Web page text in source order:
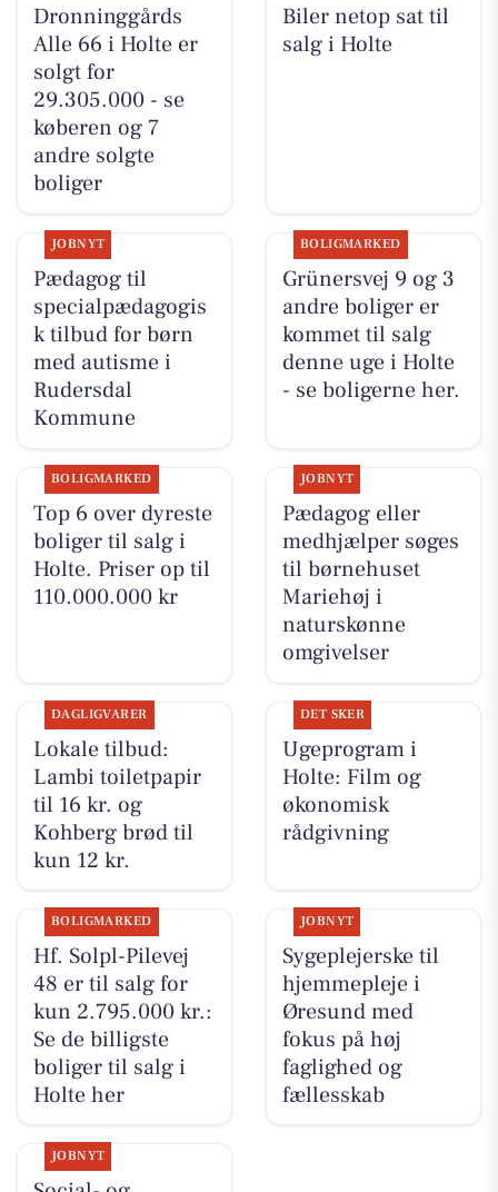
Dronninggårds
Alle 66 i Holte er
solgt for
29.305.000 - se
køberen og 7
andre solgte
boliger
Biler netop sat til
salg i Holte
JOBNYT
Pædagog til
specialpædagogis
k tilbud for børn
med autisme i
Rudersdal
Kommune
BOLIGMARKED
Grünersvej 9 og 3
andre boliger er
kommet til salg
denne uge i Holte
- se boligerne her.
BOLIGMARKED
Top 6 over dyreste
boliger til salg i
Holte. Priser op til
110.000.000 kr
JOBNYT
Pædagog eller
medhjælper søges
til børnehuset
Mariehøj i
naturskønne
omgivelser
DAGLIGVARER
Lokale tilbud:
Lambi toiletpapir
til 16 kr. og
Kohberg brød til
kun 12 kr.
DET SKER
Ugeprogram i
Holte: Film og
økonomisk
rådgivning
BOLIGMARKED
Hf. Solpl-Pilevej
48 er til salg for
kun 2.795.000 kr.:
Se de billigste
boliger til salg i
Holte her
JOBNYT
Sygeplejerske til
hjemmepleje i
Øresund med
fokus på høj
faglighed og
fællesskab
JOBNYT